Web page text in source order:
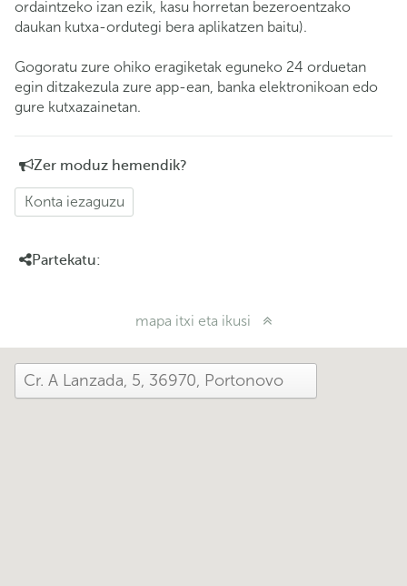
ordaintzeko izan ezik, kasu horretan bezeroentzako
daukan kutxa-ordutegi bera aplikatzen baitu).
Gogoratu zure ohiko eragiketak eguneko 24 orduetan
egin ditzakezula zure app-ean, banka elektronikoan edo
gure kutxazainetan.
Zer moduz hemendik?
Konta iezaguzu
Partekatu:
mapa itxi eta ikusi